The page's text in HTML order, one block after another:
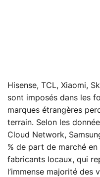
Hisense, TCL, Xiaomi,
sont imposés dans les
marques étrangères
terrain. Selon les
Cloud Network,
% de part de marché
fabricants locaux, qui
l’immense majorité des